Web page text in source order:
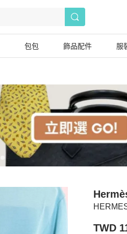
包包 飾品配件 服
TWD